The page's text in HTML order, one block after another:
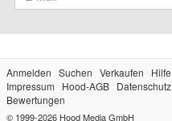
Anmelden Suchen Verkaufen
Hilfe
Impressum
Hood-AGB Datenschutz
Bewertungen
© 1999-2026 Hood Media GmbH